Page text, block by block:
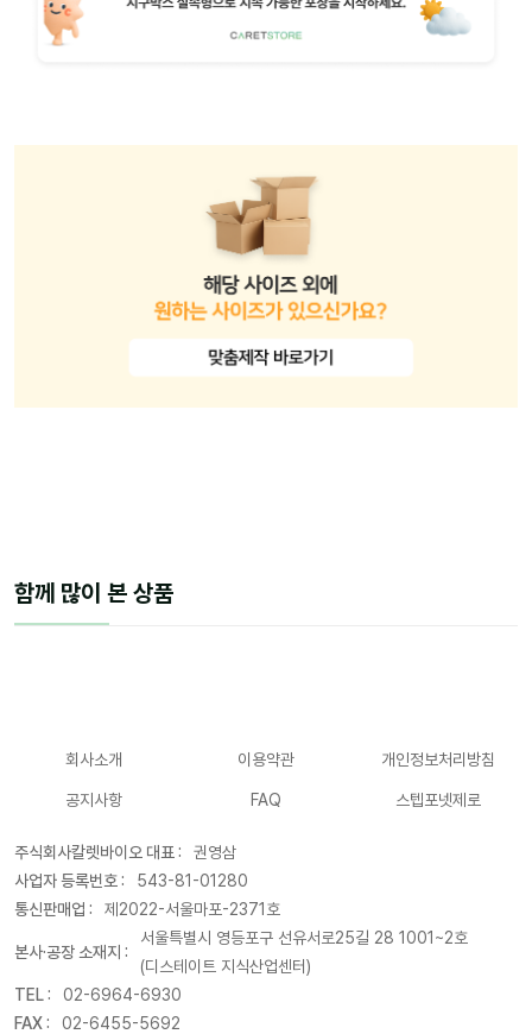
함께 많이 본 상품
회사소개 이용약관 개인정보처리방침
공지사항 FAQ 스텝포넷제로
주식회사칼렛바이오 대표 :
권영삼
사업자 등록번호 :
543-81-01280
통신판매업 :
제2022-서울마포-2371호
본사·공장 소재지 :
서울특별시 영등포구 선유서로25길 28 1001~2호
(디스테이트 지식산업센터)
TEL :
02-6964-6930
FAX :
02-6455-5692